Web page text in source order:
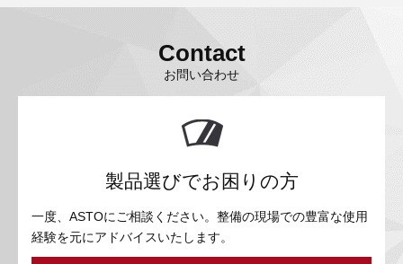
Contact
お問い合わせ
製品選びでお困りの方
一度、ASTOにご相談ください。整備の現場での豊富な使用
経験を元にアドバイスいたします。